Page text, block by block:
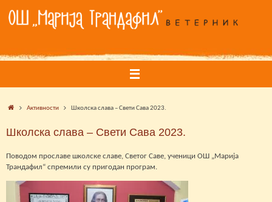
content
HomeАктивности Школска слава – Свети Сава 2023.
Школска слава – Свети Сава 2023.
Поводом прославе школске славе, Светoг Саве, ученици ОШ „Марија
Трандафил“ спремили су пригодан програм.